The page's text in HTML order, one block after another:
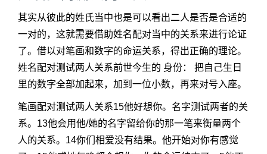
其实从彼此的姓氏当中也是可以看出二人是否是合适的
一对的，这就需要借助姓名配对当中的关系来进行论证
了。借以对笔画和数字的命运关系，得出正确的理论。
姓名配对测试两人关系前世今生的 身份： 把自己生日
里的数字全部加起来，加到一位小数，再来对号入座。
笔画配对测试两人关系15他好想你。名字测试两者的关
系。13他会用他/她的名字留给你的那一笔来衡量两个
人的关系。14你们相爱没有结果。他开始对你有感觉